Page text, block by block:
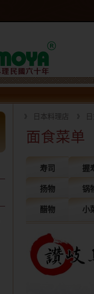
日本料理店
面食菜单
寿司 握
扬物 锅
醋物 小